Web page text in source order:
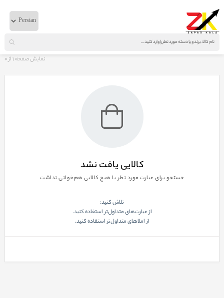
خانه لوازم گیربکسی ایویکو
نمایش صفحه 1از0
کالایی یافت نشد
جستجو برای عبارت مورد نظر با هیچ کالایی هم‌خوانی نداشت
تلاش کنید:
از عبارت‌های متداول‌تر استفاده کنید.
از املاهای متداول‌تر استفاده کنید.